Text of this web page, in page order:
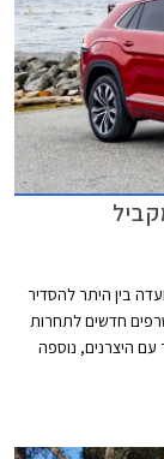
בחוק רישוי רכב שנכנסה לתוקף בשנת 2016 נועדה בין היתר להסדיר
חדשים לתחרות
היצרנים, נוספה